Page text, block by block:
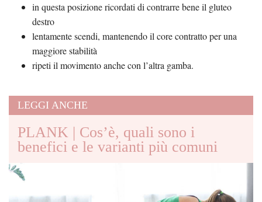
in questa posizione ricordati di contrarre bene il gluteo
destro
lentamente scendi, mantenendo il core contratto per una
maggiore stabilità
ripeti il movimento anche con l’altra gamba.
LEGGI ANCHE
PLANK | Cos’è, quali sono i
benefici e le varianti più comuni